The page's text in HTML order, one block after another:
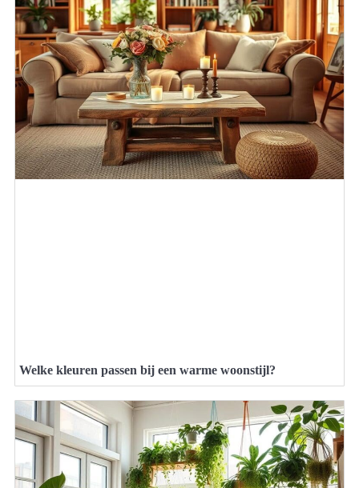
Welke kleuren passen bij een warme woonstijl?